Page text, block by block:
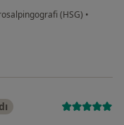
(HSG) •